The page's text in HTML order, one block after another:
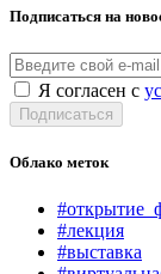
Подписаться на
Я согласен с
Подписаться
Облако меток
#лекция
#выставка